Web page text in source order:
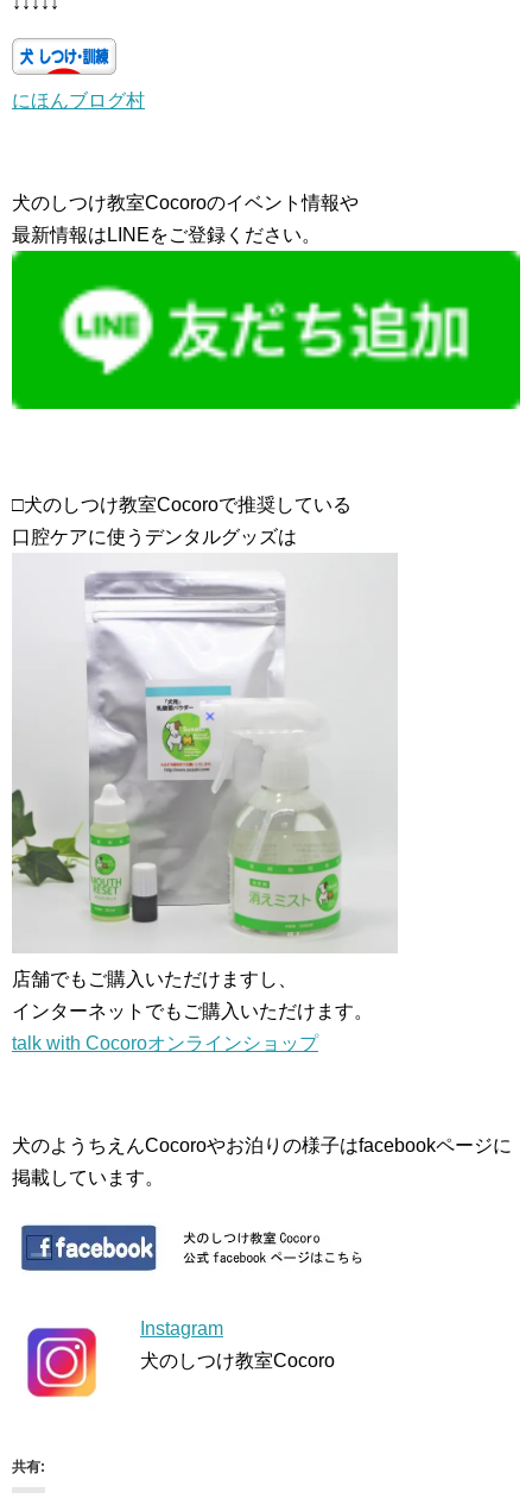
にほんブログ村
犬のしつけ教室Cocoroのイベント情報や
最新情報はLINEをご登録ください。
□犬のしつけ教室Cocoroで推奨している
口腔ケアに使うデンタルグッズは
店舗でもご購入いただけますし、
インターネットでもご購入いただけます。
talk with Cocoroオンラインショップ
犬のようちえんCocoroやお泊りの様子はfacebookページに
掲載しています。
Instagram
犬のしつけ教室Cocoro
共有: